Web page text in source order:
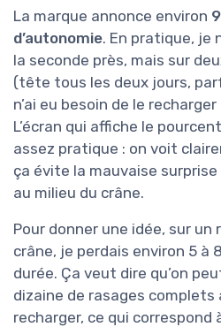
La marque annonce environ
d’autonomie. En pratique, je
la seconde près, mais sur
(tête tous les deux jours,
n’ai eu besoin de le
L’écran qui affiche le
assez pratique : on voit
ça évite la mauvaise surprise
au milieu du crâne.
Pour donner une idée, sur un
crâne, je perdais environ 5 à
durée. Ça veut dire qu’on
dizaine de rasages complets
recharger, ce qui correspond